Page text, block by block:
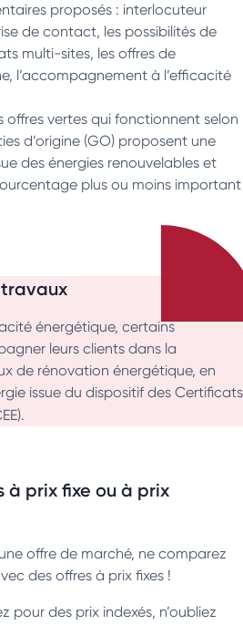
proposés : interlocuteur
de contact, les possibilités de
multi-sites, les offres de
l’accompagnement à l’efficacité
offres vertes qui fonctionnent selon
d’origine (GO) proposent une
des énergies renouvelables et
plus ou moins important
énergétique, certains
leurs clients dans la
de rénovation énergétique, en
issue du dispositif des Certificats
à prix fixe ou à prix
offre de marché, ne comparez
des offres à prix fixes !
pour des prix indexés, n’oubliez